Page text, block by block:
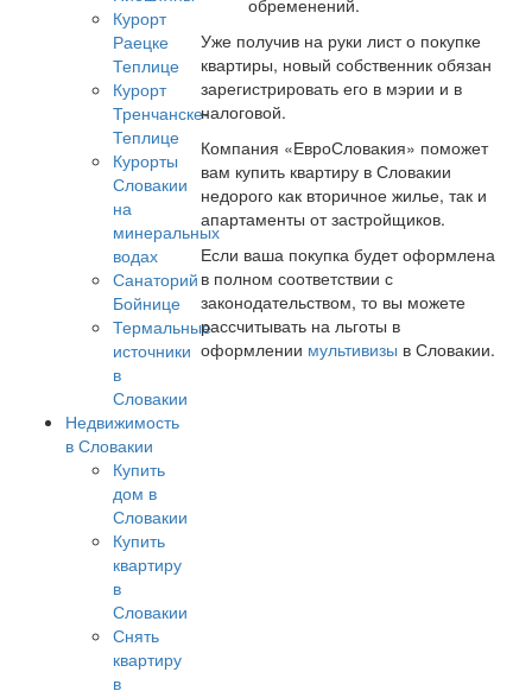
Курорт
Раецке
Теплице
Курорт
Тренчанске-
Теплице
Курорты
Словакии
на
минеральных
водах
Санаторий
Бойнице
Термальные
источники
в
Словакии
Недвижимость
в Словакии
Купить
дом в
Словакии
Купить
квартиру
в
Словакии
Снять
квартиру
в
обременений.
Уже получив на руки лист о покупке
квартиры, новый собственник обязан
зарегистрировать его в мэрии и в
налоговой.
Компания «ЕвроСловакия» поможет
вам купить квартиру в Словакии
недорого как вторичное жилье, так и
апартаменты от застройщиков.
Если ваша покупка будет оформлена
в полном соответствии с
законодательством, то вы можете
рассчитывать на льготы в
оформлении мультивизы в Словакии.